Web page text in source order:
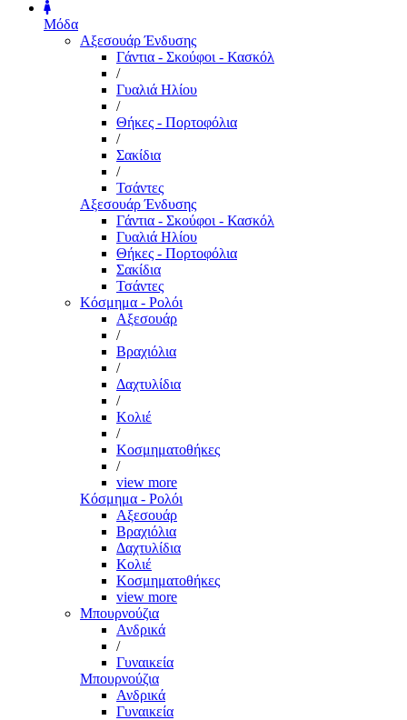
Μόδα
Αξεσουάρ Ένδυσης
Γάντια - Σκούφοι - Κασκόλ
/
Γυαλιά Ηλίου
/
Θήκες - Πορτοφόλια
/
Σακίδια
/
Τσάντες
Αξεσουάρ Ένδυσης
Γάντια - Σκούφοι - Κασκόλ
Γυαλιά Ηλίου
Θήκες - Πορτοφόλια
Σακίδια
Τσάντες
Κόσμημα - Ρολόι
Αξεσουάρ
/
Βραχιόλια
/
Δαχτυλίδια
/
Κολιέ
/
Κοσμηματοθήκες
/
view more
Κόσμημα - Ρολόι
Αξεσουάρ
Βραχιόλια
Δαχτυλίδια
Κολιέ
Κοσμηματοθήκες
view more
Μπουρνούζια
Ανδρικά
/
Γυναικεία
Μπουρνούζια
Ανδρικά
Γυναικεία